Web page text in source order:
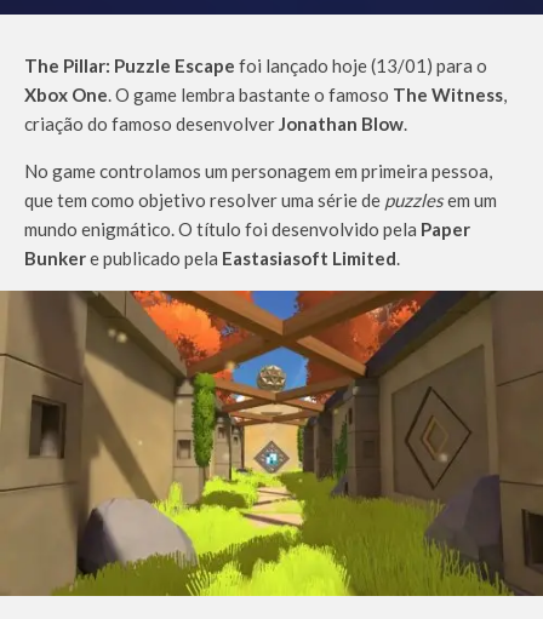
The Pillar: Puzzle Escape foi lançado hoje (13/01) para o
Xbox One. O game lembra bastante o famoso The Witness,
criação do famoso desenvolverJonathan Blow.
No game controlamos um personagem em primeira pessoa,
que tem como objetivo resolver uma série de puzzlesem um
mundo enigmático. O título foi desenvolvido pela Paper
Bunkere publicado pela Eastasiasoft Limited.